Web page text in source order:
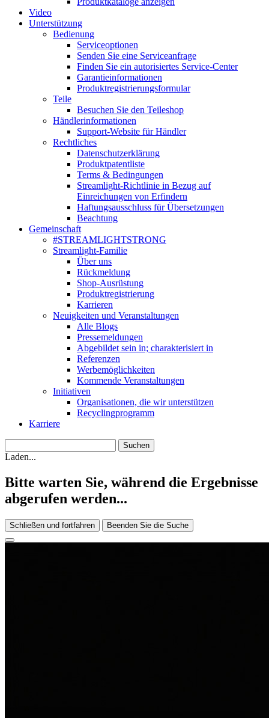
Video
Unterstützung
Bedienung
Serviceoptionen
Senden Sie eine Serviceanfrage
Finden Sie ein autorisiertes Service-Center
Garantieinformationen
Produktregistrierungsformular
Teile
Besuchen Sie den Teileshop
Händlerinformationen
Support-Website für Händler
Rechtliches
Datenschutzerklärung
Produktpatentliste
Terms & Bedingungen
Streamlight-Richtlinie in Bezug auf
Einreichungen von Erfindern
Haftungsausschluss für Übersetzungen
Beachtung
Gemeinschaft
#STREAMLIGHTSTRONG
Streamlight-Familie
Über uns
Rückmeldung
Shop-Ausrüstung
Produktregistrierung
Karrieren
Neuigkeiten und Veranstaltungen
Alle Blogs
Pressemeldungen
Abgebildet sein in; charakterisiert in
Referenzen
Werbemöglichkeiten
Kommende Veranstaltungen
Initiativen
Organisationen, die wir unterstützen
Recyclingprogramm
Karriere
Laden...
Bitte warten Sie, während die Ergebnisse
abgerufen werden...
Schließen und fortfahren Beenden Sie die Suche